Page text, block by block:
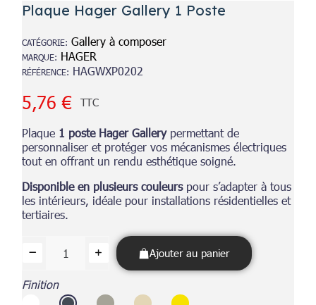
Plaque Hager Gallery 1 Poste
CATÉGORIE Gallery à composer
MARQUE HAGER
RÉFÉRENCE HAGWXP0202
5,76 € TTC
Plaque 1 poste Hager Gallerypermettant de
personnaliser et protéger vos mécanismes électriques
tout en offrant un rendu esthétique soigné.
Disponible en plusieurs couleurspour s’adapter à tous
les intérieurs, idéale pour installations résidentielles et
tertiaires.
Ajouter au panier
Finition